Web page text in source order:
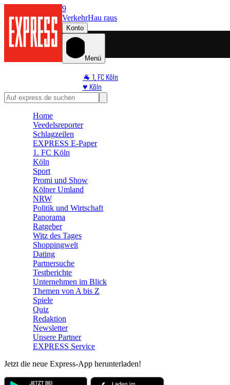
9
VerkehrHau raus
Konto
Menü
🐐 1. FC Köln
♥️ Köln
⭐ Promi
🛒 Shoppingwelt
Home
Veedelsreporter
Schlagzeilen
EXPRESS E-Paper
1. FC Köln
Köln
Sport
Promi und Show
Kölner Umland
NRW
Politik und Wirtschaft
Panorama
Ratgeber
Witz des Tages
Shoppingwelt
Dating
Partnersuche
Testberichte
Unternehmen im Blick
Themen von A bis Z
Spiele
Quiz
Redaktion
Newsletter
Unsere Partner
EXPRESS Service
Jetzt die neue Express-App herunterladen!